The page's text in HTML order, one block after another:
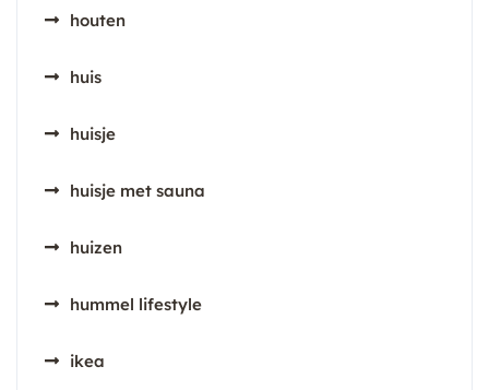
houten
huis
huisje
huisje met sauna
huizen
hummel lifestyle
ikea